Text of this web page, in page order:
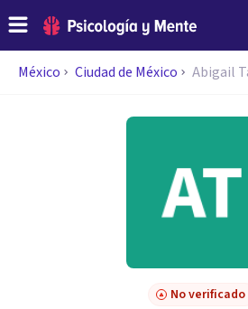
México Ciudad de México Abigail
No verificado